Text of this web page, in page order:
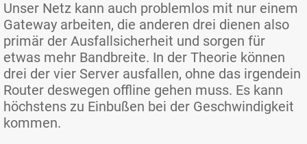
Unser Netz kann auch problemlos mit nur einem
Gateway arbeiten, die anderen drei dienen also
primär der Ausfallsicherheit und sorgen für
etwas mehr Bandbreite. In der Theorie können
drei der vier Server ausfallen, ohne das irgendein
Router deswegen offline gehen muss. Es kann
höchstens zu Einbußen bei der Geschwindigkeit
kommen.